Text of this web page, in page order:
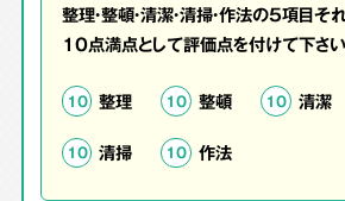
整理・整頓・清潔・清掃・作法の5項目そ
10点満点として評価点を付けて下さい
10 整理 10 整頓 10 清潔
10 清掃 10 作法